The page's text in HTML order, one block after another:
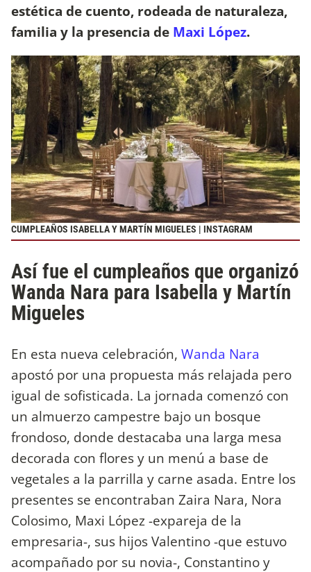
estética de cuento, rodeada de naturaleza,
familia y la presencia de Maxi López.
CUMPLEAÑOS ISABELLA Y MARTÍN MIGUELES | INSTAGRAM
Así fue el cumpleaños que organizó
Wanda Nara para Isabella y Martín
Migueles
En esta nueva celebración, Wanda Nara
apostó por una propuesta más relajada pero
igual de sofisticada. La jornada comenzó con
un almuerzo campestre bajo un bosque
frondoso, donde destacaba una larga mesa
decorada con flores y un menú a base de
vegetales a la parrilla y carne asada. Entre los
presentes se encontraban Zaira Nara, Nora
Colosimo, Maxi López -expareja de la
empresaria-, sus hijos Valentino -que estuvo
acompañado por su novia-, Constantino y